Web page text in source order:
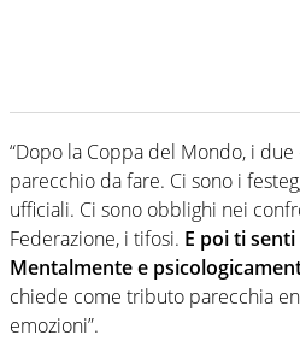
“Dopo la Coppa del Mondo, i due
parecchio da fare. Ci sono i
ufficiali. Ci sono obblighi nei
Federazione, i tifosi. E poi ti
Mentalmente e
chiede come tributo parecchia
emozioni”.